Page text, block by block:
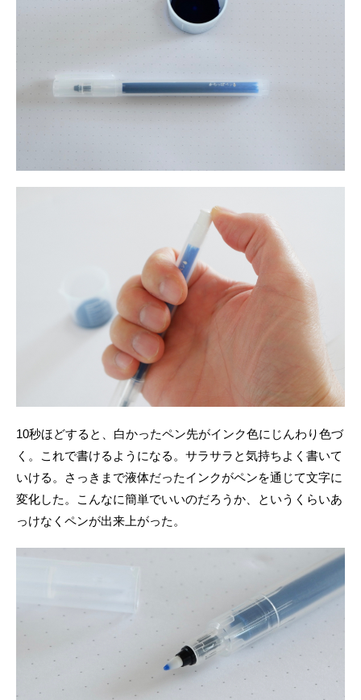
10秒ほどすると、白かったペン先がインク色にじんわり色づ
く。これで書けるようになる。サラサラと気持ちよく書いて
いける。さっきまで液体だったインクがペンを通じて文字に
変化した。こんなに簡単でいいのだろうか、というくらいあ
っけなくペンが出来上がった。